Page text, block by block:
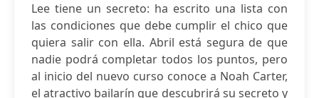
Lee tiene un secreto: ha escrito una lista con
las condiciones que debe cumplir el chico que
quiera salir con ella. Abril está segura de que
nadie podrá completar todos los puntos, pero
al inicio del nuevo curso conoce a Noah Carter,
el atractivo bailarín que descubrirá su secreto y